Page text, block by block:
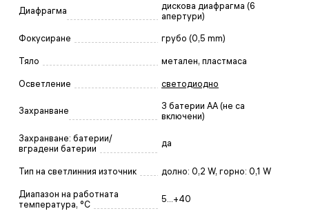
Диафрагма
дискова диафрагма (6
апертури)
Фокусиране грубо (0,5 mm)
Тяло метален, пластмаса
Осветление светодиодно
Захранване
3 батерии АА (не са
включени)
Захранване: батерии/
вградени батерии
да
Тип на светлинния източник долно: 0,2 W, горно: 0,1 W
Диапазон на работната
температура, °C
5...+40